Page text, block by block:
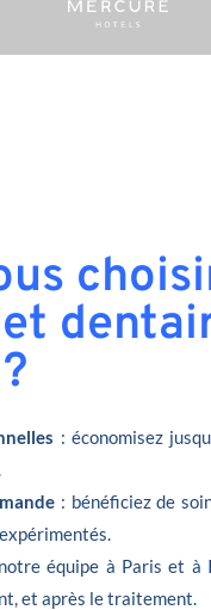
: économisez
: bénéficiez de
équipe à Paris et à
et après le traitement.